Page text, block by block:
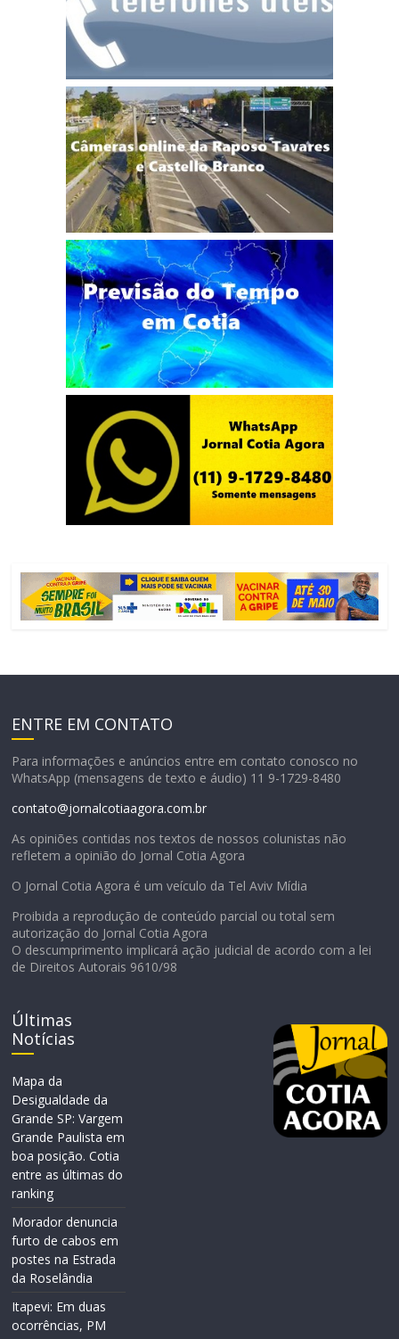
ENTRE EM CONTATO
Para informações e anúncios entre em contato conosco no
WhatsApp (mensagens de texto e áudio) 11 9-1729-8480
contato@jornalcotiaagora.com.br
As opiniões contidas nos textos de nossos colunistas não
refletem a opinião do Jornal Cotia Agora
O Jornal Cotia Agora é um veículo da Tel Aviv Mídia
Proibida a reprodução de conteúdo parcial ou total sem
autorização do Jornal Cotia Agora
O descumprimento implicará ação judicial de acordo com a lei
de Direitos Autorais 9610/98
Últimas
Notícias
Mapa da
Desigualdade da
Grande SP: Vargem
Grande Paulista em
boa posição. Cotia
entre as últimas do
ranking
Morador denuncia
furto de cabos em
postes na Estrada
da Roselândia
Itapevi: Em duas
ocorrências, PM